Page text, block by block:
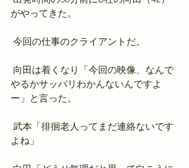
がやってきた。
今回の仕事のクライアントだ。
やるかサッパリわかんないんですよ
ー」と言った。
よね」